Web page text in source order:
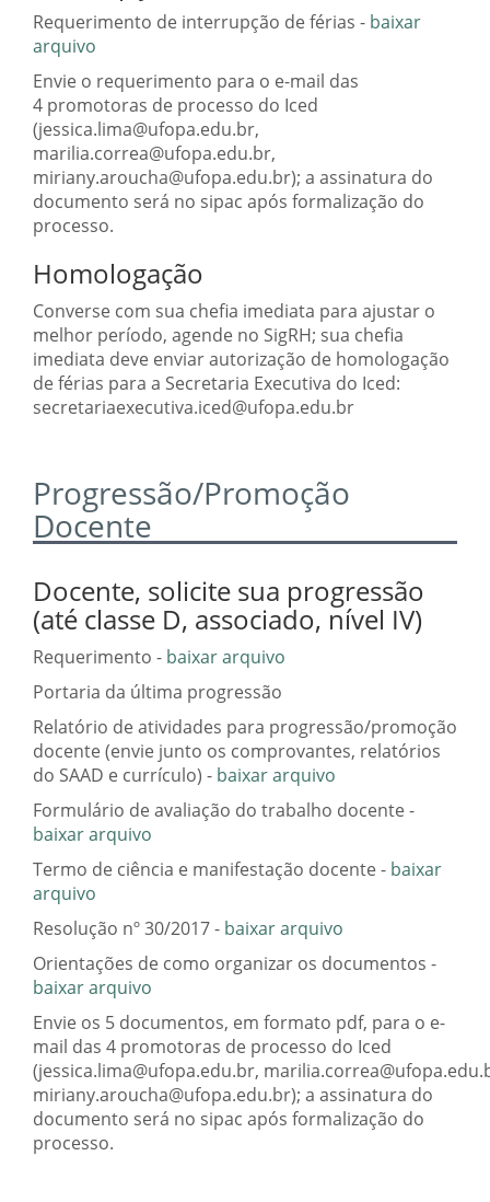
Requerimento de interrupção de férias - baixar
arquivo
Envie o requerimento para o e-mail das
4 promotoras de processo do Iced
(jessica.lima@ufopa.edu.br,
marilia.correa@ufopa.edu.br,
miriany.aroucha@ufopa.edu.br); a assinatura do
documento será no sipac após formalização do
processo.
Homologação
Converse com sua chefia imediata para ajustar o
melhor período, agende no SigRH; sua chefia
imediata deve enviar autorização de homologação
de férias para a Secretaria Executiva do Iced:
secretariaexecutiva.iced@ufopa.edu.br
Progressão/Promoção
Docente
Docente, solicite sua progressão
(até classe D, associado, nível IV)
Requerimento - baixar arquivo
Portaria da última progressão
Relatório de atividades para progressão/promoção
docente (envie junto os comprovantes, relatórios
do SAAD e currículo) - baixar arquivo
Formulário de avaliação do trabalho docente -
baixar arquivo
Termo de ciência e manifestação docente - baixar
arquivo
Resolução nº 30/2017 - baixar arquivo
Orientações de como organizar os documentos -
baixar arquivo
Envie os 5 documentos, em formato pdf, para o e-
mail das 4 promotoras de processo do Iced
(jessica.lima@ufopa.edu.br,
miriany.aroucha@ufopa.edu.br); a assinatura do
documento será no sipac após formalização do
processo.